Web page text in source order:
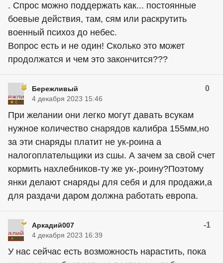
. Спрос можно поддержать как... постоянные
боевые действия, там, сям или раскрутить
военный психоз до небес.
Вопрос есть и не один! Сколько это может
продолжатся и чем это закончится???
Бережливый 0
4 декабря 2023 15:46
При желании они легко могут давать всукам
нужное количество снарядов калибра 155мм,но
за эти снаряды платит не ук-роина а
налогоплательщики из сшы. А зачем за свой счет
кормить нахлебников-ту же ук-,роину?Поэтому
янки делают снаряды для себя и для продажи,а
для раздачи даром должна работать европа.
Аркадий007 -1
4 декабря 2023 16:39
У нас сейчас есть возможность нарастить, пока